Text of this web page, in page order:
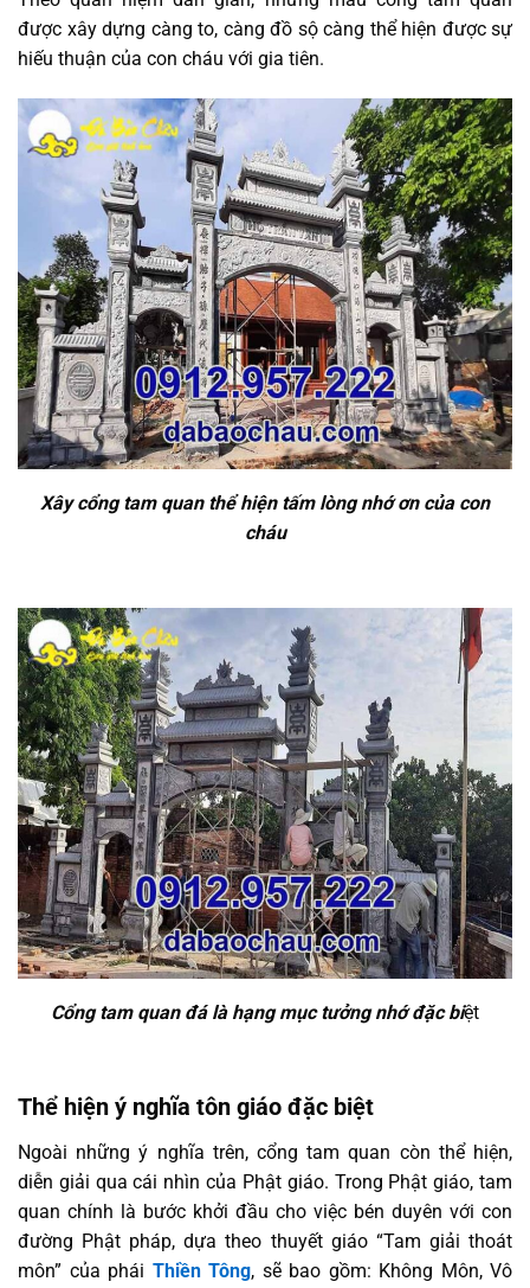
được xây dựng càng to, càng đồ sộ càng thể hiện được sự
hiếu thuận của con cháu với gia tiên.
Xây cổng tam quan thể hiện tấm lòng nhớ ơn của con
cháu
Cổng tam quan đá là hạng mục tưởng nhớ đặc biệt
Thể hiện ý nghĩa tôn giáo đặc biệt
Ngoài những ý nghĩa trên, cổng tam quan còn thể hiện,
diễn giải qua cái nhìn của Phật giáo. Trong Phật giáo, tam
quan chính là bước khởi đầu cho việc bén duyên với con
đường Phật pháp, dựa theo thuyết giáo “Tam giải thoát
môn” của phái Thiền Tông, sẽ bao gồm: Không Môn, Vô